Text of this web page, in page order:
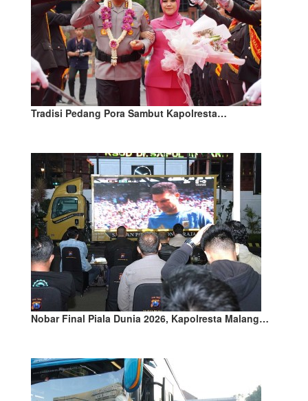
Tradisi Pedang Pora Sambut Kapolresta…
Nobar Final Piala Dunia 2026, Kapolresta Malang…